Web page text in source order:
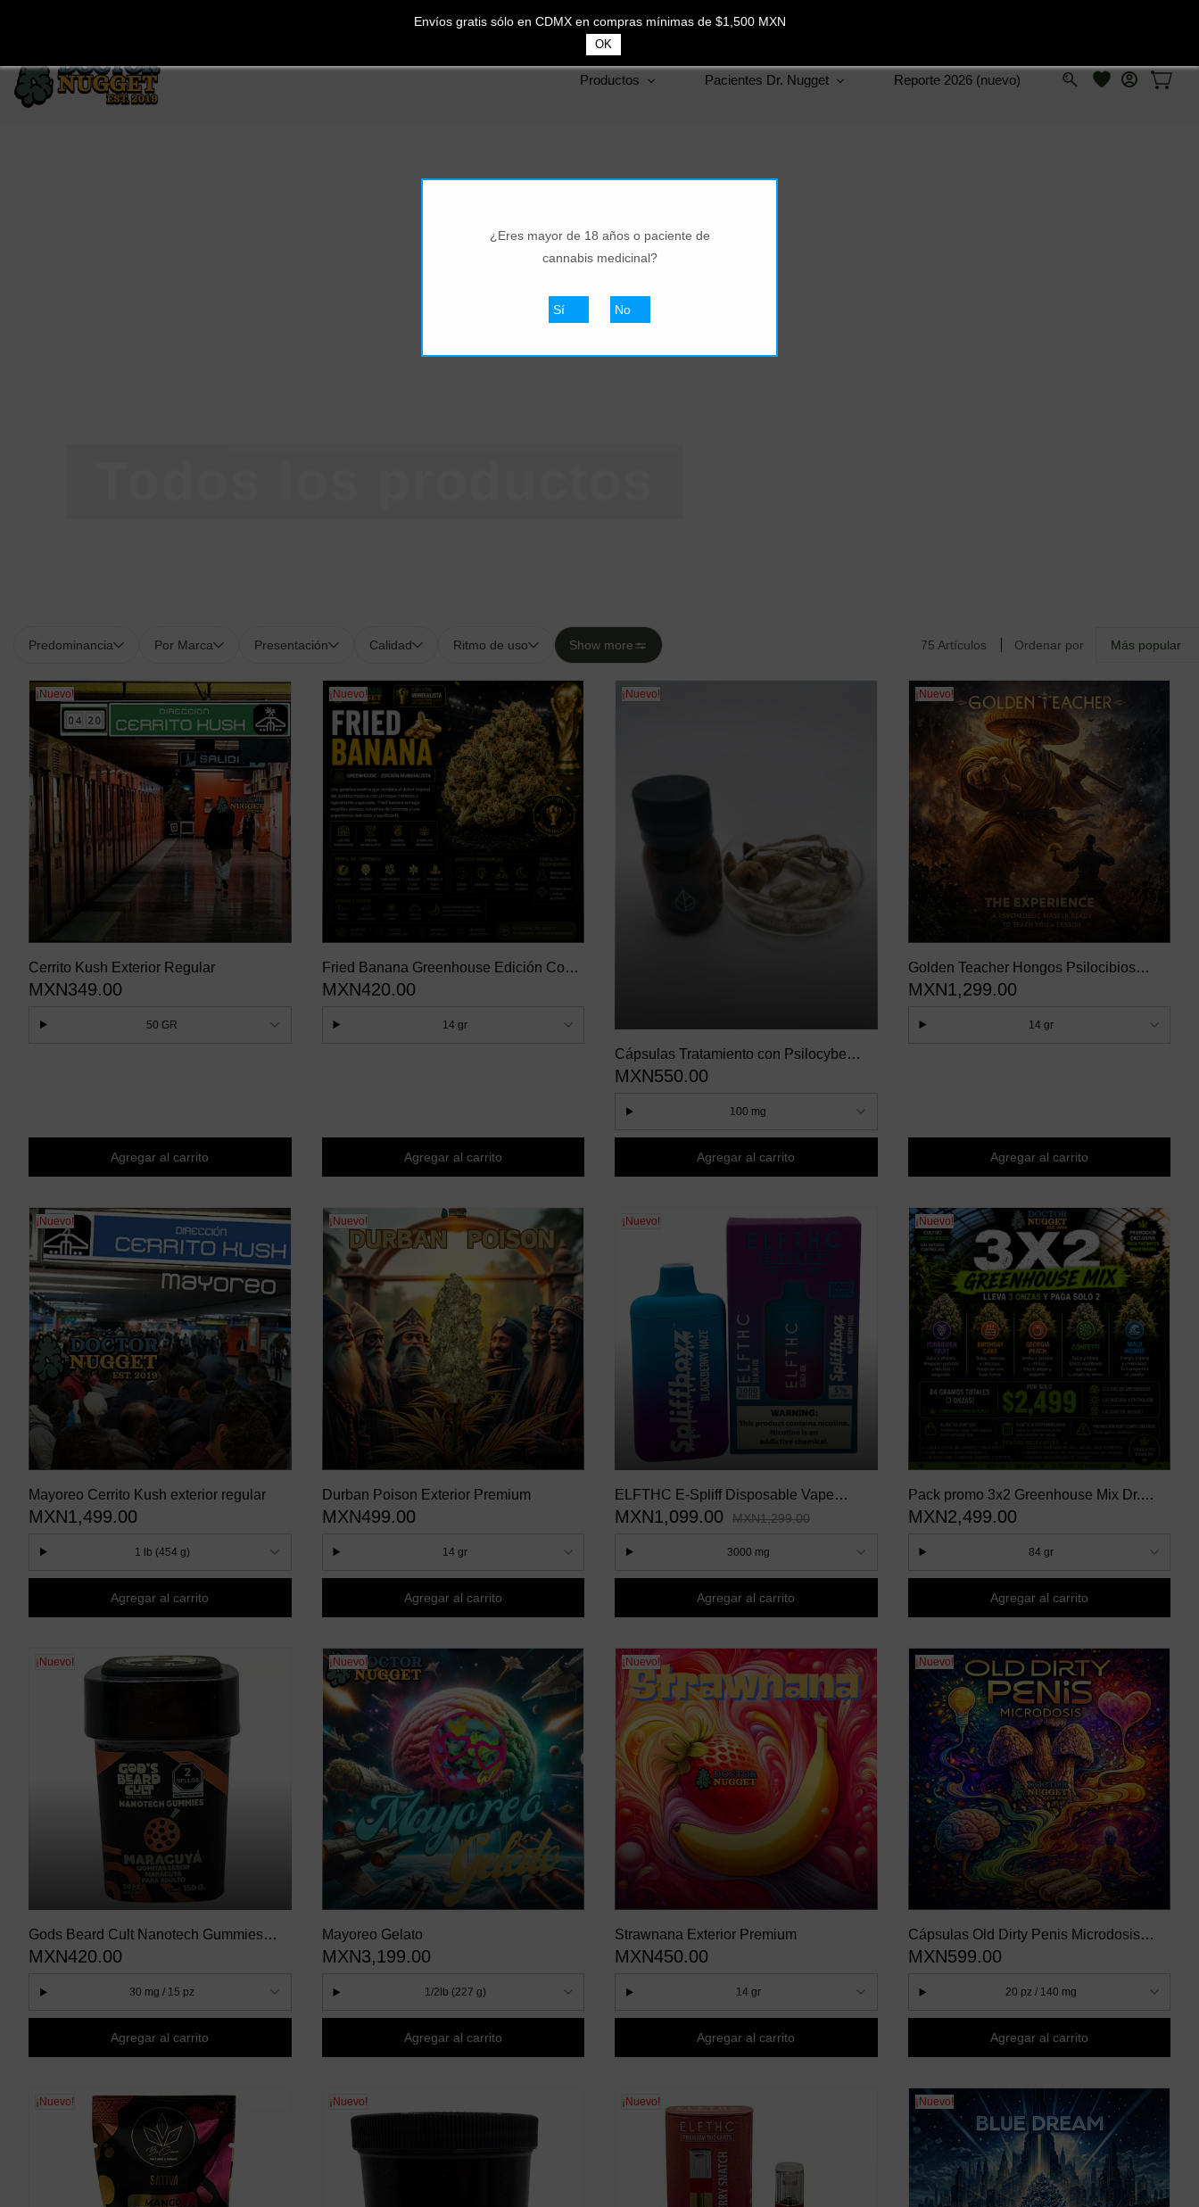
MXN
Productos Pacientes Dr. Nugget Reporte 2026 (nuevo)
75 Artículos Ordenar por Más popular
Predominancia Por Marca Presentación Calidad Ritmo de uso Show more
¡Nuevo!
Cerrito Kush Exterior Regular
MXN349.00
50 GR
Agregar al carrito
¡Nuevo!
Fried Banana Greenhouse Edición Copa
de Oro
MXN420.00
14 gr
Agregar al carrito
¡Nuevo!
Cápsulas Tratamiento con Psilocybe
Cubensis Golden Teacher Divinorum
MXN550.00
100 mg
Agregar al carrito
¡Nuevo!
Golden Teacher Hongos Psilocibios
Deshidratados
MXN1,299.00
14 gr
Agregar al carrito
¡Nuevo!
Mayoreo Cerrito Kush exterior regular
MXN1,499.00
1 lb (454 g)
Agregar al carrito
¡Nuevo!
Durban Poison Exterior Premium
MXN499.00
14 gr
Agregar al carrito
¡Nuevo!
ELFTHC E-Spliff Disposable Vape
Blackberry Haze 3G
MXN1,099.00 MXN1,299.00
3000 mg
Agregar al carrito
¡Nuevo!
Pack promo 3x2 Greenhouse Mix Dr.
Nugget
MXN2,499.00
84 gr
Agregar al carrito
¡Nuevo!
Gods Beard Cult Nanotech Gummies
Maracuya
MXN420.00
30 mg / 15 pz
Agregar al carrito
¡Nuevo!
Mayoreo Gelato
MXN3,199.00
1/2lb (227 g)
Agregar al carrito
¡Nuevo!
Strawnana Exterior Premium
MXN450.00
14 gr
Agregar al carrito
¡Nuevo!
Cápsulas Old Dirty Penis Microdosis
Consciente
MXN599.00
20 pz / 140 mg
Agregar al carrito
¡Nuevo! ¡Nuevo! ¡Nuevo! ¡Nuevo!
Envíos gratis sólo en CDMX en compras mínimas de $1,500 MXN
OK
¿Eres mayor de 18 años o paciente de
cannabis medicinal?
Sí No